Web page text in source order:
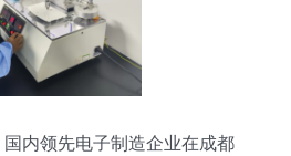
国内领先电子制造企业在成都